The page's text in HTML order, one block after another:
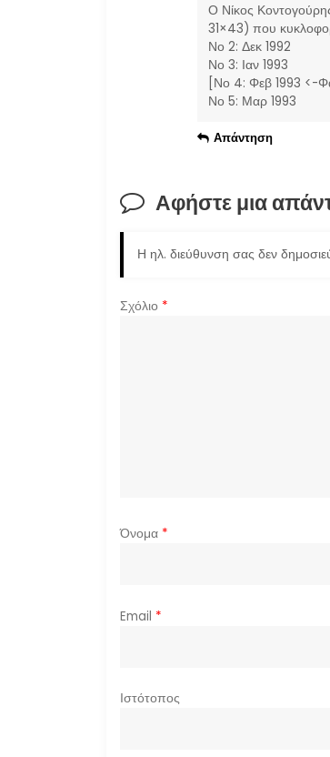
Ο Νίκος
31×43) που
Νο 2: Δεκ 1992
Νο 3: Ιαν 1993
[Νο 4: Φεβ 1993 <-
Νο 5: Μαρ 1993
Απάντηση
Αφήστε μια
Η ηλ. διεύθυνση σας δεν
Σχόλιο *
Όνομα *
Email *
Ιστότοπος